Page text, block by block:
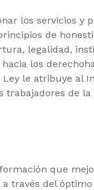
los servicios y
de
legalidad,
los
Ley le atribuye al
trabajadores de la
que
través del